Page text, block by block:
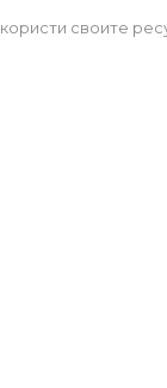
своите